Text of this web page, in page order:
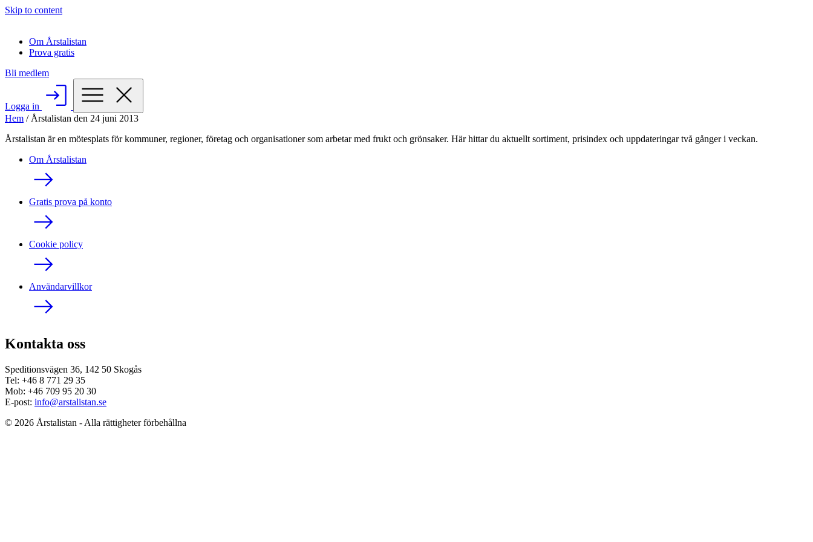
Skip to content
Om Årstalistan
Prova gratis
Bli medlem
Logga in
Hem / Årstalistan den 24 juni 2013
Årstalistan är en mötesplats för kommuner, regioner, företag och organisationer som arbetar med frukt och grönsaker. Här hittar du aktuellt sortiment, prisindex och uppdateringar två gånger i veckan.
Om Årstalistan
Gratis prova på konto
Cookie policy
Användarvillkor
Kontakta oss
Speditionsvägen 36, 142 50 Skogås
Tel: +46 8 771 29 35
Mob: +46 709 95 20 30
E-post: info@arstalistan.se
© 2026 Årstalistan - Alla rättigheter förbehållna